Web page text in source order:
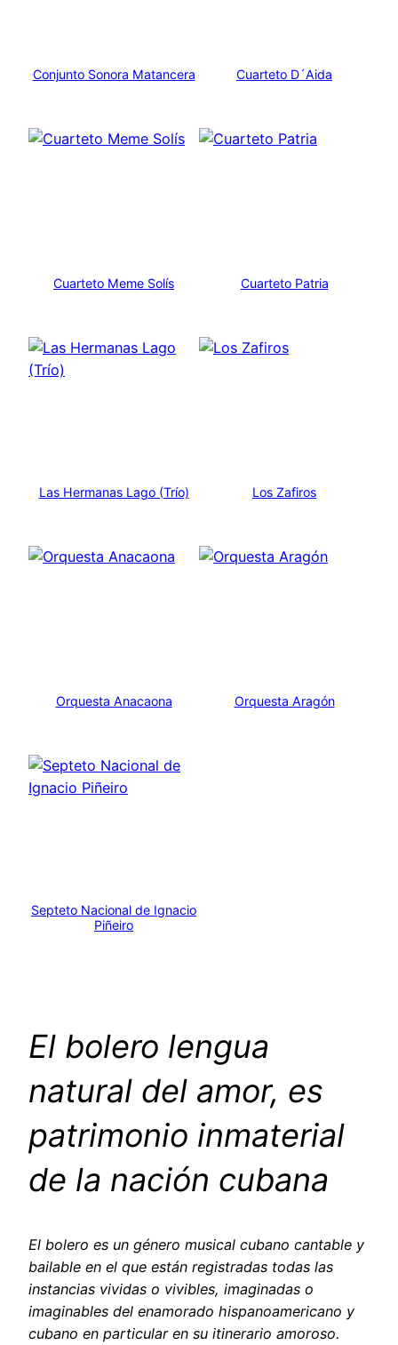
Conjunto Sonora Matancera Cuarteto D´Aida
Cuarteto Meme Solís Cuarteto Patria
Las Hermanas Lago (Trío) Los Zafiros
Orquesta Anacaona Orquesta Aragón
Septeto Nacional de Ignacio
Piñeiro
El bolero lengua
natural del amor, es
patrimonio inmaterial
de la nación cubana
El bolero es un género musical cubano cantable y
bailable en el que están registradas todas las
instancias vividas o vivibles, imaginadas o
imaginables del enamorado hispanoamericano y
cubano en particular en su itinerario amoroso.